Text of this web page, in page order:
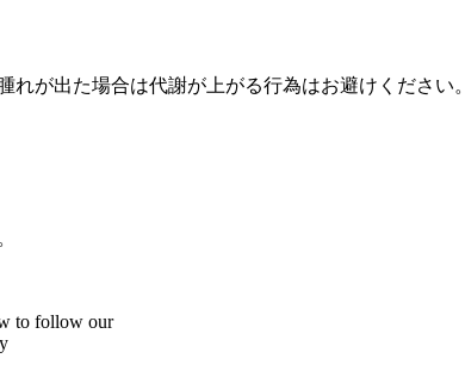
れが出た場合は代謝が上がる行為はお避けください。
to follow our